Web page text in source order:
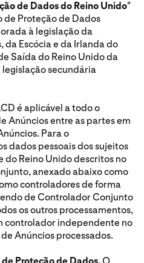
de Dados do Reino Unido"
de Proteção de Dados
à legislação da
da Escócia e da Irlanda do
Saída do Reino Unido da
legislação secundária
é aplicável a todo o
Anúncios entre as partes em
Para o
dados pessoais dos sujeitos
do Reino Unido descritos no
anexado abaixo como
controladores de forma
de Controlador Conjunto
os outros processamentos,
controlador independente no
Anúncios processados.
Proteção de Dados. O